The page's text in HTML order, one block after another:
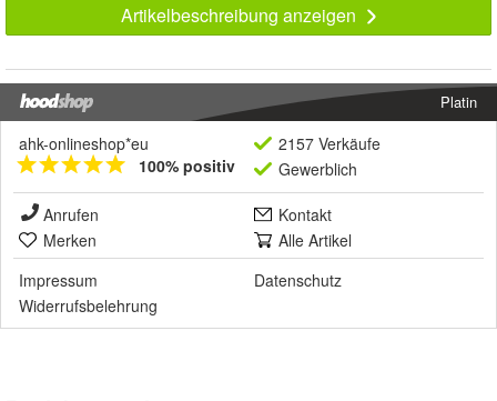
Artikelbeschreibung anzeigen
Platin
ahk-onlineshop*eu
100% positiv
2157 Verkäufe
Gewerblich
Anrufen
Kontakt
Merken
Alle Artikel
Impressum
Datenschutz
Widerrufsbelehrung